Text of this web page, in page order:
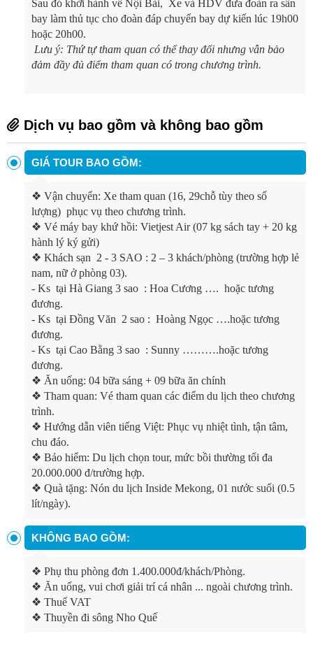
Sau đó khởi hành về Nội Bài, Xe và HDV đưa đoàn ra sân
bay làm thủ tục cho đoàn đáp chuyến bay dự kiến lúc 19h00
hoặc 20h00.
Lưu ý: Thứ tự tham quan có thể thay đổi nhưng vẫn bảo
đảm đầy đủ điểm tham quan có trong chương trình.
Dịch vụ bao gồm và không bao gồm
GIÁ TOUR BAO GỒM:
❖ Vận chuyển: Xe tham quan (16, 29chỗ tùy theo số
lượng) phục vụ theo chương trình.
❖ Vé máy bay khứ hồi: Vietjest Air (07 kg sách tay + 20 kg
hành lý ký gửi)
❖ Khách sạn 2 - 3 SAO : 2 – 3 khách/phòng (trường hợp lẻ
nam, nữ ở phòng 03).
- Ks tại Hà Giang 3 sao : Hoa Cương …. hoặc tương
đương.
- Ks tại Đồng Văn 2 sao : Hoàng Ngọc ….hoặc tương
đương.
- Ks tại Cao Bằng 3 sao : Sunny ……….hoặc tương
đương.
❖ Ăn uống: 04 bữa sáng + 09 bữa ăn chính
❖ Tham quan: Vé tham quan các điểm du lịch theo chương
trình.
❖ Hướng dẫn viên tiếng Việt: Phục vụ nhiệt tình, tận tâm,
chu đáo.
❖ Bảo hiểm: Du lịch chọn tour, mức bồi thường tối đa
20.000.000 đ/trường hợp.
❖ Quà tặng: Nón du lịch Inside Mekong, 01 nước suối (0.5
lít/ngày).
KHÔNG BAO GỒM:
❖ Phụ thu phòng đơn 1.400.000đ/khách/Phòng.
❖ Ăn uống, vui chơi giải trí cá nhân ... ngoài chương trình.
❖ Thuế VAT
❖ Thuyền đi sông Nho Quế